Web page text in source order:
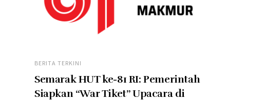
BERITA TERKINI
Semarak HUT ke-81 RI: Pemerintah
Siapkan “War Tiket” Upacara di